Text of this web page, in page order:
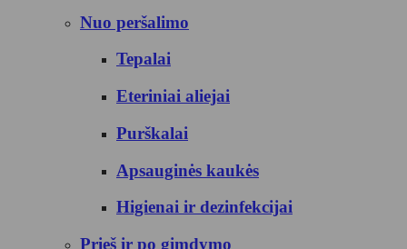
Nuo peršalimo
Tepalai
Eteriniai aliejai
Purškalai
Apsauginės kaukės
Higienai ir dezinfekcijai
Prieš ir po gimdymo